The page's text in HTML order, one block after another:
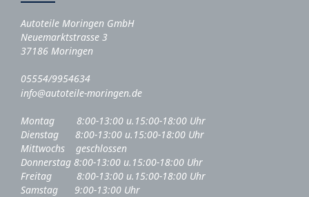
Autoteile Moringen GmbH
Neuemarktstrasse 3
37186 Moringen
05554/9954634
info@autoteile-moringen.de
Montag 8:00-13:00 u.15:00-18:00 Uhr
Dienstag 8:00-13:00 u.15:00-18:00 Uhr
Mittwochs geschlossen
Donnerstag 8:00-13:00 u.15:00-18:00 Uhr
Freitag 8:00-13:00 u.15:00-18:00 Uhr
Samstag 9:00-13:00 Uhr